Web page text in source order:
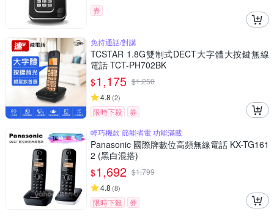
券
免持通話/對講
TCSTAR 1.8G雙制式DECT大字體大按鍵無線
電話 TCT-PH702BK
$1,175 $1,250
4.8 (2)
限時下殺
券
輕巧機款 節能省電 功能滿載
Panasonic 國際牌數位高頻無線電話 KX-TG161
2 (黑白混搭)
$1,692 $1,799
4.8 (8)
限時下殺
券